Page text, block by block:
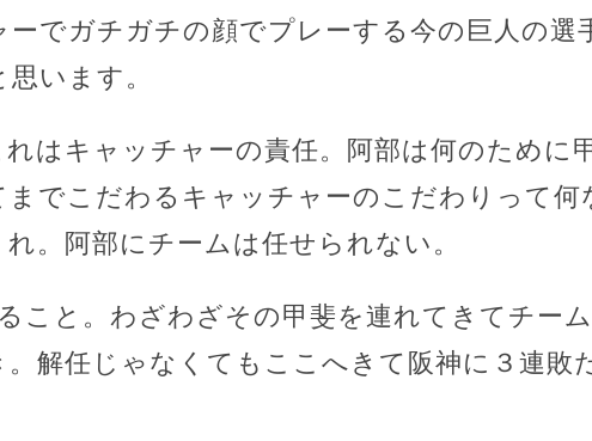
でガチガチの顔でプレーする今の巨人の選
います。
はキャッチャーの責任。阿部は何のために
でこだわるキャッチャーのこだわりって何
。阿部にチームは任せられない。
こと。わざわざその甲斐を連れてきてチー
解任じゃなくてもここへきて阪神に３連敗